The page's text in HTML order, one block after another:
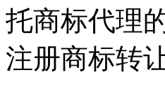
托商标代理
注册商标转